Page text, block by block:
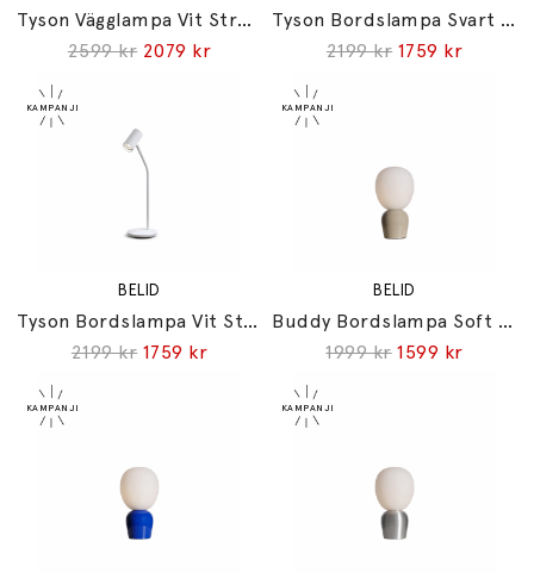
Tyson Vägglampa Vit Struktur
2599 kr 2079 kr
Tyson Bordslampa Svart Struktur
2199 kr 1759 kr
BELID
Tyson Bordslampa Vit Struktur
2199 kr 1759 kr
BELID
Buddy Bordslampa Soft Greige/Opalglas
1999 kr 1599 kr